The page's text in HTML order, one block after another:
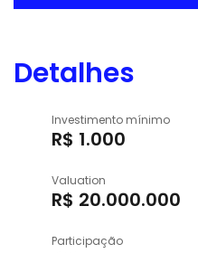
Detalhes
Investimento mínimo
R$ 1.000
Valuation
R$ 20.000.000
Participação